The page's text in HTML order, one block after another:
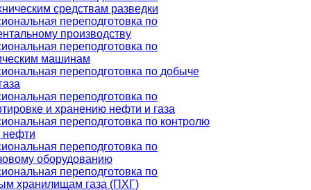
средствам разведки
переподготовка по
производству
переподготовка по
машинам
переподготовка по добыче
переподготовка по
и хранению нефти и газа
переподготовка по контролю
нефти
переподготовка по
оборудованию
переподготовка по
хранилищам газа (ПХГ)